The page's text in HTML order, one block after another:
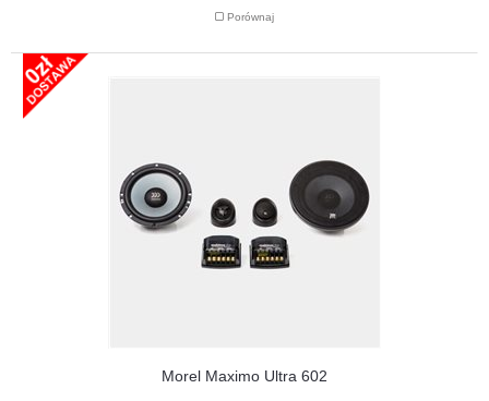
Porównaj
Morel Maximo Ultra 602